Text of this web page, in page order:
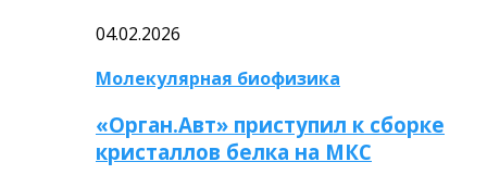
04.02.2026
Молекулярная биофизика
«Орган.Авт» приступил к сборке
кристаллов белка на МКС